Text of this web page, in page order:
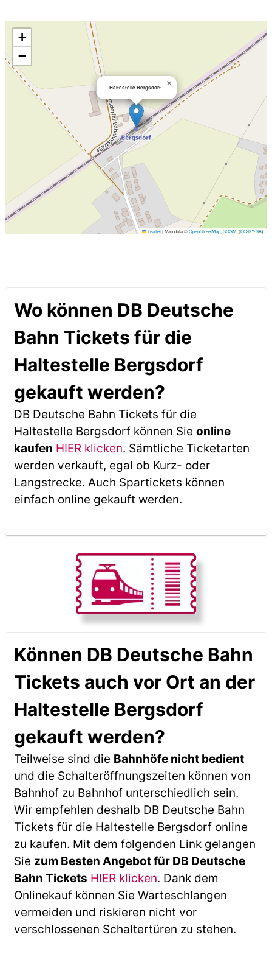
Haltestelle Bergsdorf ×
+
−
Leaflet|Map data ©OpenStreetMap ,SOSM , (CC-BY-SA)
Wo können DB Deutsche
Bahn Tickets für die
Haltestelle Bergsdorf
gekauft werden?
DB Deutsche Bahn Tickets für die
Haltestelle Bergsdorf können Sie online
kaufen HIER klicken. Sämtliche Ticketarten
werden verkauft, egal ob Kurz- oder
Langstrecke. Auch Spartickets können
einfach online gekauft werden.
Können DB Deutsche Bahn
Tickets auch vor Ort an der
Haltestelle Bergsdorf
gekauft werden?
Teilweise sind die Bahnhöfe nicht bedient
und die Schalteröffnungszeiten können von
Bahnhof zu Bahnhof unterschiedlich sein.
Wir empfehlen deshalb DB Deutsche Bahn
Tickets für die Haltestelle Bergsdorf online
zu kaufen. Mit dem folgenden Link gelangen
Sie zum Besten Angebot für DB Deutsche
Bahn Tickets HIER klicken. Dank dem
Onlinekauf können Sie Warteschlangen
vermeiden und riskieren nicht vor
verschlossenen Schaltertüren zu stehen.